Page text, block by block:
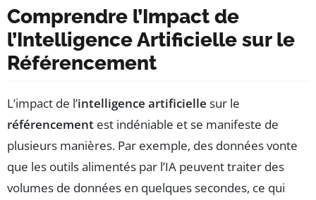
Comprendre l’Impact de
l’Intelligence Artificielle sur le
Référencement
L’impact de l’intelligence artificielle sur le
référencement est indéniable et se manifeste de
plusieurs manières. Par exemple, des données vonte
que les outils alimentés par l’IA peuvent traiter des
volumes de données en quelques secondes, ce qui